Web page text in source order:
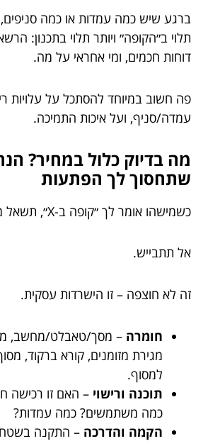
ברגע שיש כמה עמדות או כמה
תלוי ב״הקופה״ ויותר תלוי בתכנון:
דוחות חכמים, ומי אחראי על מה.
פה חשוב במיוחד להסתכל על עלויות
עמדה/סניף, ועל איכות התמיכה.
מה בדיוק כלול במחיר?
שתחסוך לך הפתעות
כשמישהו אומר לך ״קופה ב-X״, תשאל מיד: ״מה כלול?״
אל תתבייש.
זה לא חוצפה – זו הישרדות עסקית.
חומרה – מסך/טאבלט/מחשב,
מגירת מזומנים, קורא ברקוד,
למסוף.
תוכנה ורישוי – האם זו רכישה
כמה משתמשים? כמה עמדות?
הקמה והדרכה – התקנה בשטח